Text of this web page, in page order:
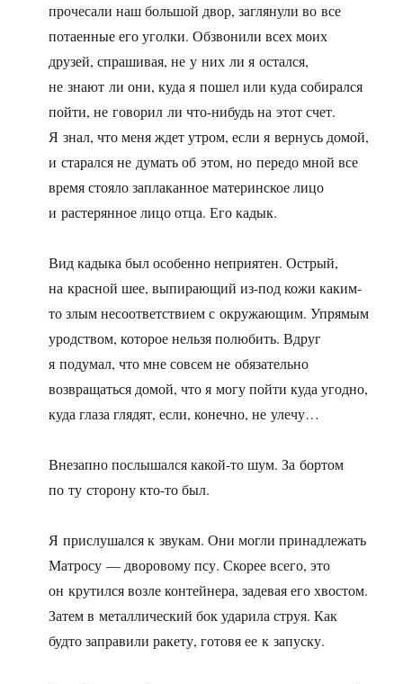
прочесали наш большой двор, заглянули во все
потаенные его уголки. Обзвонили всех моих
друзей, спрашивая, не у них ли я остался,
не знают ли они, куда я пошел или куда собирался
пойти, не говорил ли что-нибудь на этот счет.
Я знал, что меня ждет утром, если я вернусь домой,
и старался не думать об этом, но передо мной все
время стояло заплаканное материнское лицо
и растерянное лицо отца. Его кадык.
Вид кадыка был особенно неприятен. Острый,
на красной шее, выпирающий из-под кожи каким-
то злым несоответствием с окружающим. Упрямым
уродством, которое нельзя полюбить. Вдруг
я подумал, что мне совсем не обязательно
возвращаться домой, что я могу пойти куда угодно,
куда глаза глядят, если, конечно, не улечу…
Внезапно послышался какой-то шум. За бортом
по ту сторону кто-то был.
Я прислушался к звукам. Они могли принадлежать
Матросу — дворовому псу. Скорее всего, это
он крутился возле контейнера, задевая его хвостом.
Затем в металлический бок ударила струя. Как
будто заправили ракету, готовя ее к запуску.